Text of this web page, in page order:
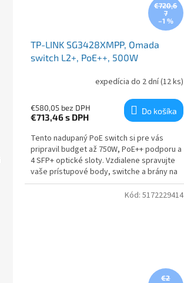
€720,6
7
–1 %
TP-LINK SG3428XMPP, Omada
switch L2+, PoE++, 500W
expedícia do 2 dní(12 ks)
€580,05 bez DPH
€713,46s DPH
Do košíka
Tento nadupaný PoE switch si pre vás
pripravil budget až 750W, PoE++ podporu a
4 SFP+ optické sloty. Vzdialene spravujte
vaše prístupové body, switche a brány na
rôznych miestach, všetko z jedného
€2
Kód: 5172229414